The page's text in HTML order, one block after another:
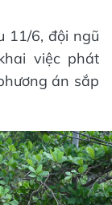
11/6, đội ngũ
việc phát
án sắp